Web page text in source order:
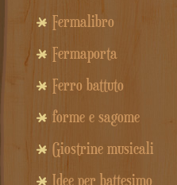
Fermalibro
Fermaporta
Ferro battuto
forme e sagome
Giostrine musicali
Idee per battesimo